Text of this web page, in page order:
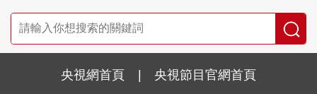
央視網首頁 | 央視節目官網首頁